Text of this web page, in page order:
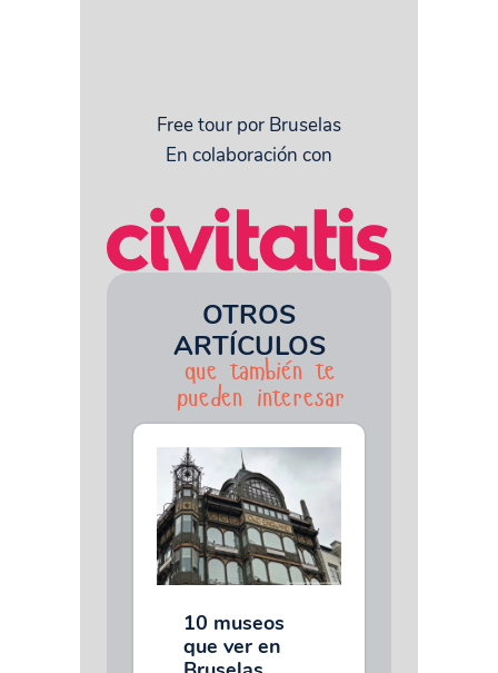
Free tour por Bruselas
En colaboración con
OTROS
ARTÍCULOS
que también te
pueden interesar
10 museos
que ver en